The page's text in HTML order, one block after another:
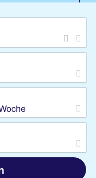
Privattransfer